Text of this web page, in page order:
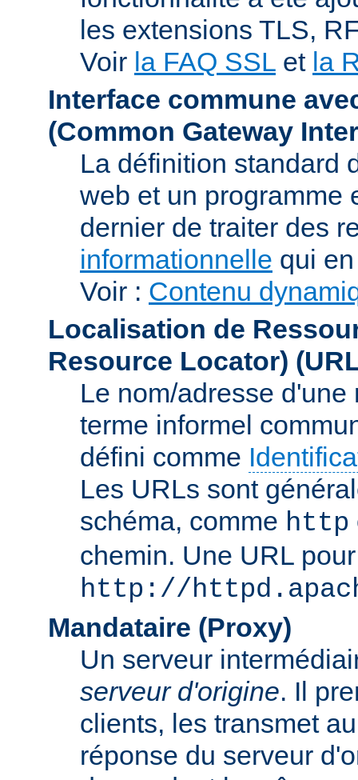
les extensions TLS,
Voir la FAQ SSL et la
Interface commune
(Common Gateway
La définition standard
web et un programme
dernier de traiter des
informationnelle qui
Voir : Contenu
Localisation de
Resource Locator)
Le nom/adresse
terme informel
défini comme
Les URLs sont
schéma, comme http
chemin. Une URL
http://
Mandataire (Proxy)
Un serveur
serveur d'origine. Il
clients, les transmet
réponse du serveur